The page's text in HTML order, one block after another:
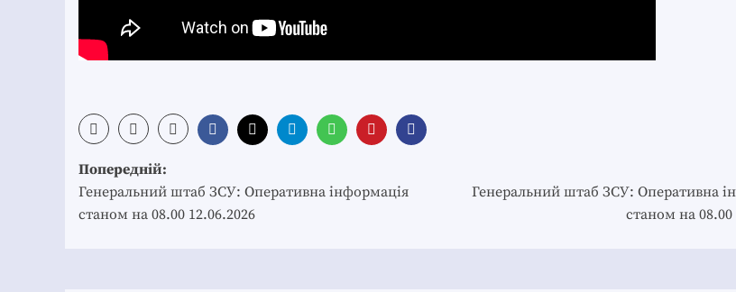
Post
navigation
Попередній:
Генеральний штаб ЗСУ: Оперативна інформація
станом на 08.00 12.06.2026
Генеральний штаб ЗСУ: Оперативна
станом на 08.00